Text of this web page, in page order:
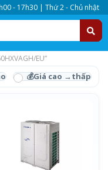
- 17h30 | Thứ 2 - Chủ nhật
EU”
EU